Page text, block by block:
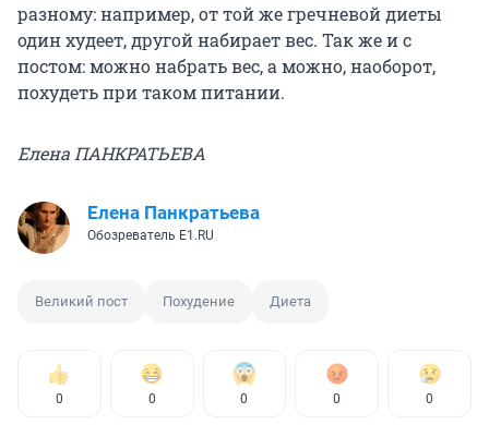
разному: например, от той же гречневой диеты
один худеет, другой набирает вес. Так же и с
постом: можно набрать вес, а можно, наоборот,
похудеть при таком питании.
Елена ПАНКРАТЬЕВА
Елена Панкратьева
Обозреватель E1.RU
Великий пост Похудение Диета
0 0 0 0 0